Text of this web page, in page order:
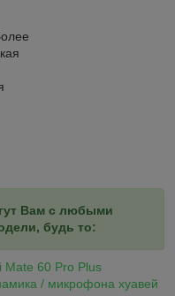
Вам с любыми
будь то:
Mate 60 Pro Plus
/ микрофона хуавей